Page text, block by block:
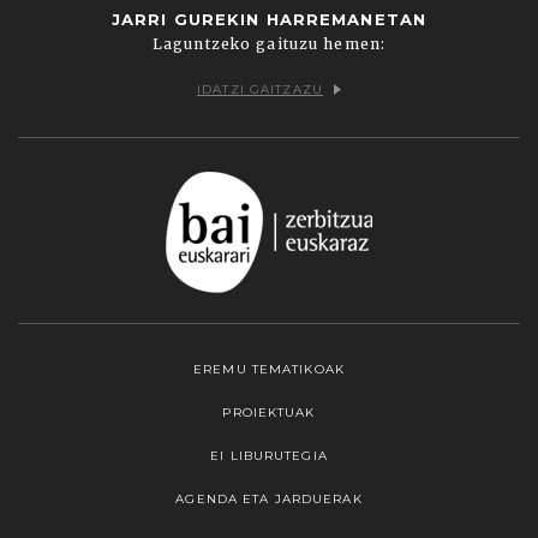
JARRI GUREKIN HARREMANETAN
Laguntzeko gaituzu hemen:
IDATZI GAITZAZU
EREMU TEMATIKOAK
PROIEKTUAK
EI LIBURUTEGIA
AGENDA ETA JARDUERAK